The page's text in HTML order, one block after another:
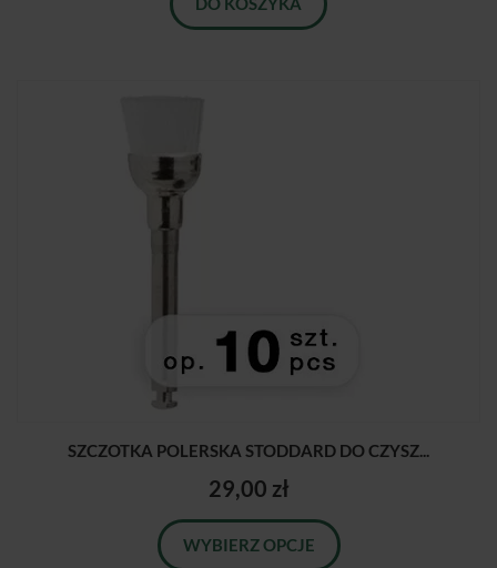
SZCZOTKA POLERSKA STODDARD DO CZYSZ...
29,00 zł
WYBIERZ OPCJE